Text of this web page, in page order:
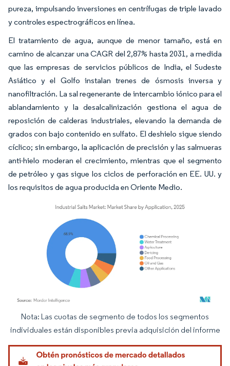
pureza, impulsando inversiones en centrífugas de triple lavado
y controles espectrográficos en línea.
El tratamiento de agua, aunque de menor tamaño, está en
camino de alcanzar una CAGR del 2,87% hasta 2031, a medida
que las empresas de servicios públicos de India, el Sudeste
Asiático y el Golfo instalan trenes de ósmosis inversa y
nanofiltración. La sal regenerante de intercambio iónico para el
ablandamiento y la desalcalinización gestiona el agua de
reposición de calderas industriales, elevando la demanda de
grados con bajo contenido en sulfato. El deshielo sigue siendo
cíclico; sin embargo, la aplicación de precisión y las salmueras
anti-hielo moderan el crecimiento, mientras que el segmento
de petróleo y gas sigue los ciclos de perforación en EE. UU. y
los requisitos de agua producida en Oriente Medio.
Imagen © Mordor Intelligence. El uso requiere atribución según CC BY 4.0.
Nota: Las cuotas de segmento de todos los segmentos
individuales están disponibles previa adquisición del informe